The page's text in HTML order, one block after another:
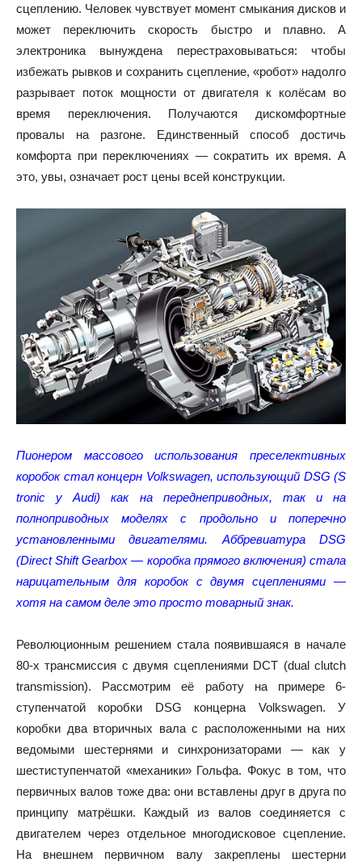
сцеплению. Человек чувствует момент смыкания дисков и
может переключить скорость быстро и плавно. А
электроника вынуждена перестраховываться: чтобы
избежать рывков и сохранить сцепление, «робот» надолго
разрывает поток мощности от двигателя к колёсам во
время переключения. Получаются дискомфортные
провалы на разгоне. Единственный способ достичь
комфорта при переключениях — сократить их время. А
это, увы, означает рост цены всей конструкции.
Пионером массового использования преселективных
коробок стал концерн Volkswagen, использующий DSG (S
tronic у Audi) как на переднеприводных, так и на
полноприводных моделях с продольно и поперечно
установленными двигателями. Аббревиатура DSG
(Direct Shift Gearbox — коробка прямого включения) стала
нарицательным для коробок с двумя сцеплениями —
хотя на самом деле это просто товарный знак.
Революционным решением стала появившаяся в начале
80-х трансмиссия с двумя сцеплениями DCT (dual clutch
transmission). Рассмотрим её работу на примере 6-
ступенчатой коробки DSG концерна Volkswagen. У
коробки два вторичных вала с расположенными на них
ведомыми шестернями и синхронизаторами — как у
шестиступенчатой «механики» Гольфа. Фокус в том, что
первичных валов тоже два: они вставлены друг в друга по
принципу матрёшки. Каждый из валов соединяется с
двигателем через отдельное многодисковое сцепление.
На внешнем первичном валу закреплены шестерни